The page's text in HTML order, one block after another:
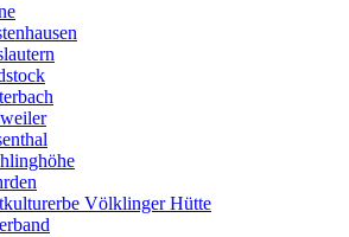
Völklinger Hütte